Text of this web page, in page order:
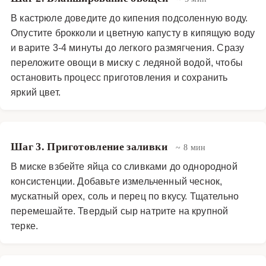
молоко вместо сливок и уменьшая количество сыра,
хотя именно эти ингредиенты и создают его
неповторимый вкус. В любом случае, это сытное,
питательное и очень гармоничное блюдо, которое
доказывает, что полезная еда может быть невероятно
вкусной. Попробуйте приготовить этот гратен — он
В кастрюле доведите до кипения подсоленную воду.
Опустите брокколи и цветную капусту в кипящую воду
и варите 3-4 минуты до легкого размягчения. Сразу
переложите овощи в миску с ледяной водой, чтобы
остановить процесс приготовления и сохранить
яркий цвет.
Шаг 3. Приготовление заливки ~ 8 мин
В миске взбейте яйца со сливками до однородной
консистенции. Добавьте измельченный чеснок,
мускатный орех, соль и перец по вкусу. Тщательно
перемешайте. Твердый сыр натрите на крупной
терке.